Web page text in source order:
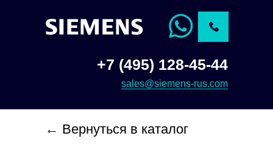
+7 (495) 128-45-44
sales@siemens-rus.com
← Вернуться в каталог